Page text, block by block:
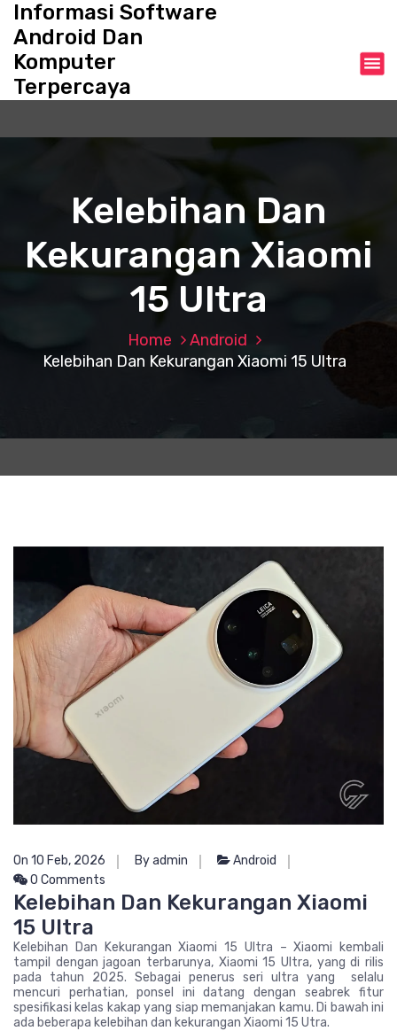
Informasi Software
Android Dan
Komputer
Terpercaya
Kelebihan Dan
Kekurangan Xiaomi
15 Ultra
Home
Android
Kelebihan Dan Kekurangan Xiaomi 15 Ultra
On 10 Feb, 2026 By admin
Android
0 Comments
Kelebihan Dan Kekurangan Xiaomi
15 Ultra
Kelebihan Dan Kekurangan Xiaomi 15 Ultra – Xiaomi kembali
tampil dengan jagoan terbarunya, Xiaomi 15 Ultra, yang di rilis
pada tahun 2025. Sebagai penerus seri ultra yang selalu
mencuri perhatian, ponsel ini datang dengan seabrek fitur
spesifikasi kelas kakap yang siap memanjakan kamu. Di bawah ini
ada beberapa kelebihan dan kekurangan Xiaomi 15 Utra.